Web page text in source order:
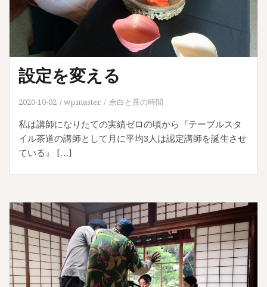
設定を変える
2020-10-02 wpmaster 余白と茶の時間
私は講師になりたての実績ゼロの頃から『テーブルスタ
イル茶道の講師として月に平均3人は認定講師を誕生させ
ている』 […]